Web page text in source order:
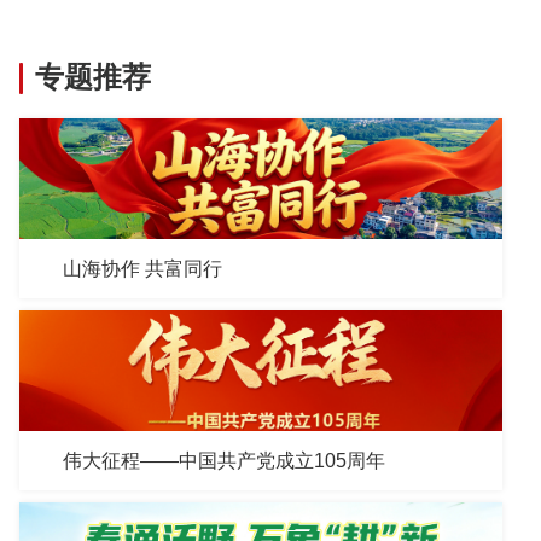
专题推荐
山海协作 共富同行
伟大征程——中国共产党成立105周年